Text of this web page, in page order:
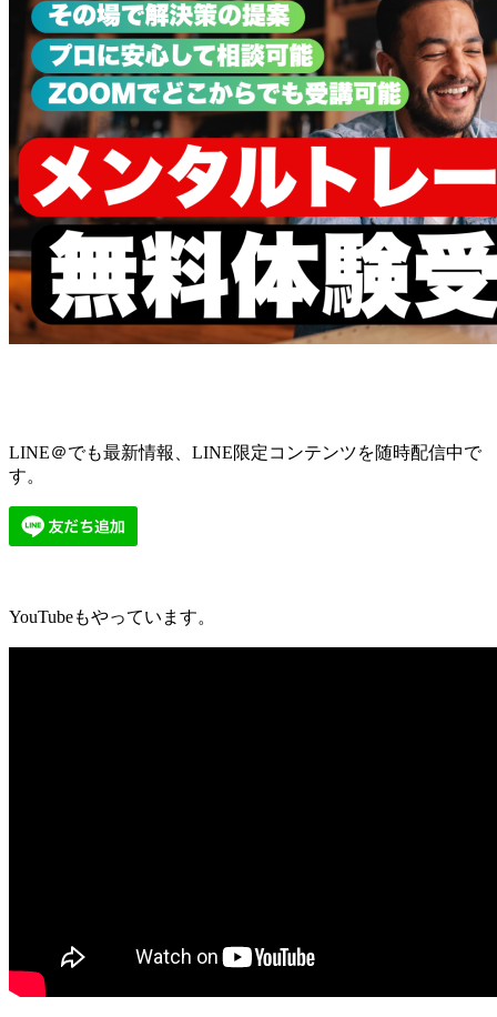
LINE＠でも最新情報、LINE限定コンテンツを随時配信中で
す。
YouTubeもやっています。